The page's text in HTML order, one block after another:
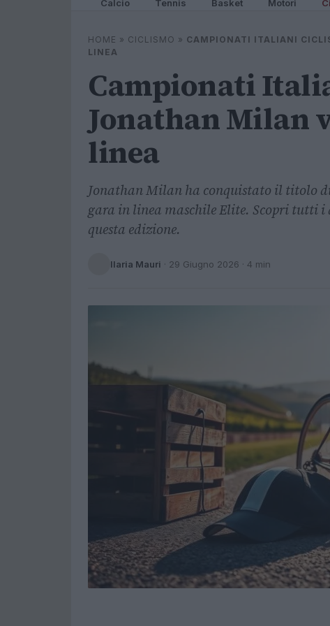
Calcio Tennis Basket Motori
HOME » CICLISMO » CAMPIONATI ITALIANI
LINEA
Campionati
Jonathan Milan
linea
Jonathan Milan ha conquistato il titolo
gara in linea maschile Elite. Scopri tutti
questa edizione.
Ilaria Mauri · 29 Giugno 2026 · 4 min